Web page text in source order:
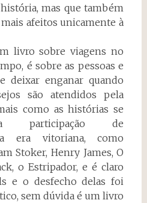
mas que também
afeitos unicamente à
sobre viagens no
é sobre as pessoas e
deixar enganar quando
são atendidos pela
como as histórias se
participação de
era vitoriana, como
Stoker, Henry James, O
o Estripador, e é claro
e o desfecho delas foi
sem dúvida é um livro